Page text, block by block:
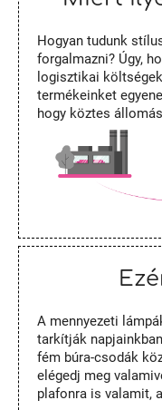
Hogyan tudunk
forgalmazni? Úgy,
logisztikai
termékeinket
hogy köztes
A mennyezeti
tarkítják
fém búra-csodák
elégedj meg
plafonra is valamit,